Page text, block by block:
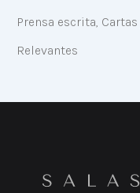
Prensa escrita,
Relevantes